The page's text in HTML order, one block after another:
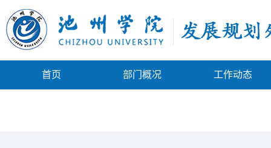
首页 部门概况 工作动态